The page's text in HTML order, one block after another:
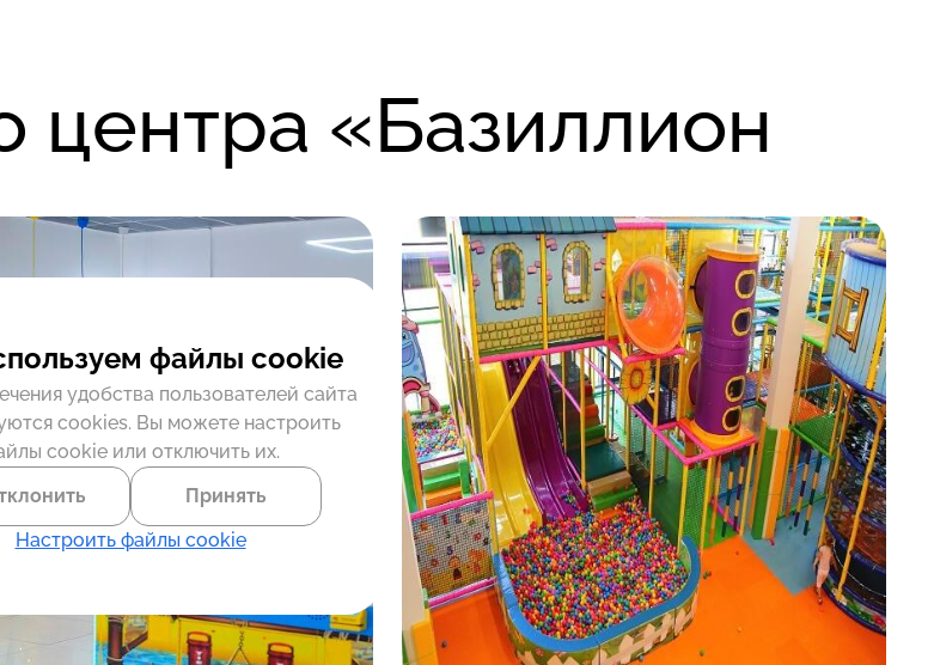
центра «Базиллион
файлы cookie
удобства пользователей сайта
cookies. Вы можете настроить
cookie или отключить их.
Принять
Настроить файлы cookie